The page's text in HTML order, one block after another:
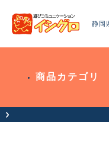
静岡
商品カテゴリ